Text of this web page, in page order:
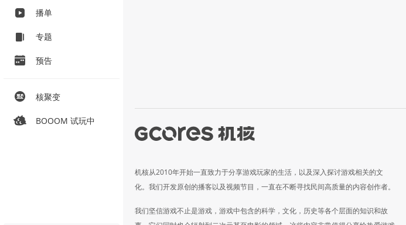
播单
专题
预告
核聚变
BOOOM 试玩中
机核从2010年开始一直致力于分享游戏玩家的生活，以及深入探讨游戏相关的文
化。我们开发原创的播客以及视频节目，一直在不断寻找民间高质量的内容创作者。
我们坚信游戏不止是游戏，游戏中包含的科学，文化，历史等各个层面的知识和故